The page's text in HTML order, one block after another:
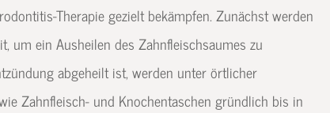
Therapie gezielt bekämpfen. Zunächst werden
um ein Ausheilen des Zahnfleischsaumes zu
abgeheilt ist, werden unter örtlicher
Zahnfleisch- und Knochentaschen gründlich bis in